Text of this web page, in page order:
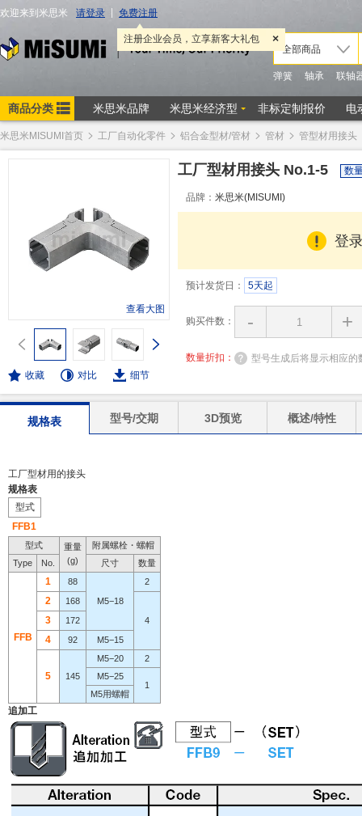
米思米MISUMI首页 工厂自动化零件 铝合金型材/管材 管材 管型材用接头
查看大图
收藏 对比 细节
工厂型材用接头 No.1-5 数
品牌： 米思米(MISUMI)
登
预计发货日： 5天起
购买件数： - +
数量折扣： 型号生成后将显示相应的
规格表 型号/交期 3D预览 概述/特性
工厂型材用的接头
规格表
型式
FFB1
型式
重量
(g)
附属螺栓・螺帽
Type
No. 尺寸 数量
FFB
1
88
M5−18
2
2
168
4
3 172
4 92 M5−15
5 145
M5−20
2
M5−25
1
M5用螺帽
追加工